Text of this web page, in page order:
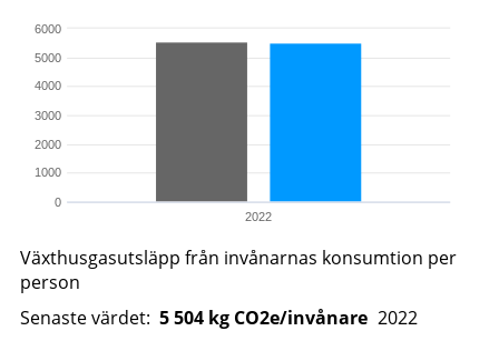
2022
0
1000
2000
3000
4000
5000
6000
Växthusgasutsläpp från invånarnas konsumtion per
person
Senaste värdet: 5504kg CO2e/invånare 2022